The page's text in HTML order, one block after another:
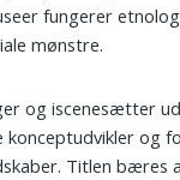
fungerer
mønstre.
og iscenesætter
konceptudvikler og
Titlen bæres